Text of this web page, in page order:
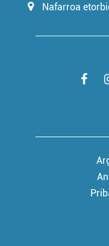
Nafarroa